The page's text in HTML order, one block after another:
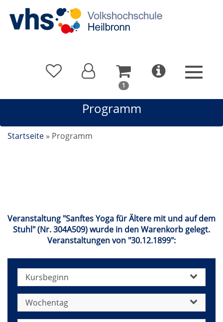
1 In
Warenkorb
sich
Programm
Startseite » Programm
Veranstaltung "Sanftes Yoga für Ältere mit und auf dem
Stuhl" (Nr. 304A509) wurde in den Warenkorb gelegt.
Veranstaltungen von "30.12.1899":
Kursbeginn
Wochentag